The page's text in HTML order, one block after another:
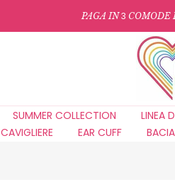
PAGA IN3 COMODE
SUMMER COLLECTION LINEA
CAVIGLIERE EAR CUFF